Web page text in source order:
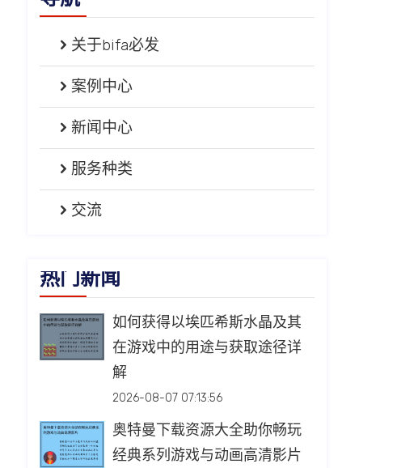
关于bifa必发
案例中心
新闻中心
服务种类
交流
热门新闻
如何获得以埃匹希斯水晶及其
在游戏中的用途与获取途径详
解
2026-08-07 07:13:56
奥特曼下载资源大全助你畅玩
经典系列游戏与动画高清影片